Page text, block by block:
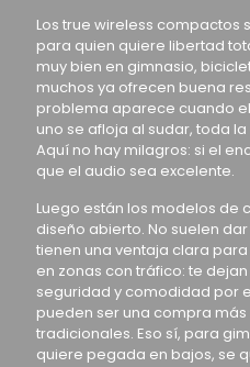
Los true wireless
para quien quiere libertad
muy bien en gimnasio,
muchos ya ofrecen buena
problema aparece cuando
uno se afloja al sudar, toda
Aquí no hay milagros: si el
que el audio sea excelente.
Luego están los modelos de
diseño abierto. No suelen
tienen una ventaja clara
en zonas con tráfico: te
seguridad y comodidad por
pueden ser una compra
tradicionales. Eso sí, para
quiere pegada en bajos, se